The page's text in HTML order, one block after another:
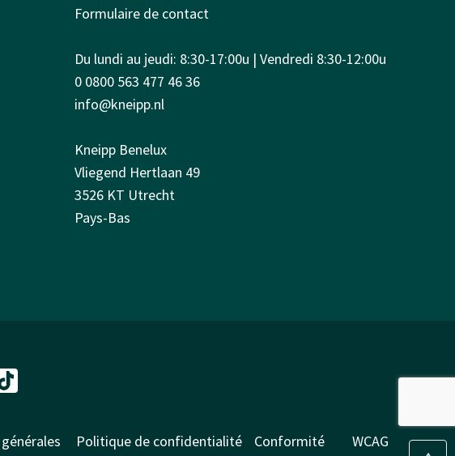
Formulaire de contact
Du lundi au jeudi: 8:30-17:00u | Vendredi 8:30-12:00u
0 0800 563 477 46 36
info@kneipp.nl
Kneipp Benelux
Vliegend Hertlaan 49
3526 KT Utrecht
Pays-Bas
Politique de confidentialité Conformité WCAG